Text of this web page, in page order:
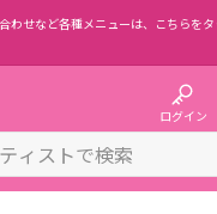
わせなど各種メニューは、
こちらを
ログイン